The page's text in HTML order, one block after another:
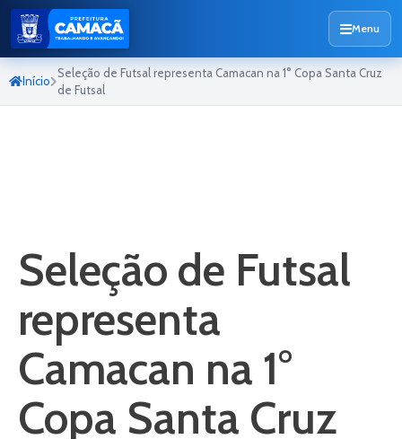
Menu
Início
Seleção de Futsal representa Camacan na 1° Copa Santa Cruz
de Futsal
Seleção de Futsal
representa
Camacan na 1°
Copa Santa Cruz